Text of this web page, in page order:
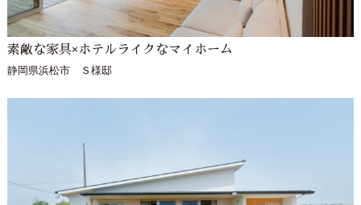
素敵な家具×ホテルライクなマイホーム
静岡県浜松市 Ｓ様邸